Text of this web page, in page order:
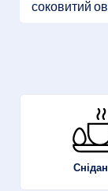
соковитий